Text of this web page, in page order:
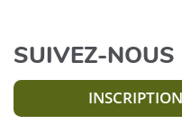
SUIVEZ-NOUS